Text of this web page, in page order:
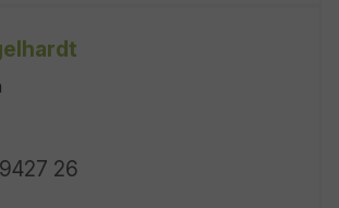
07153 9427 26